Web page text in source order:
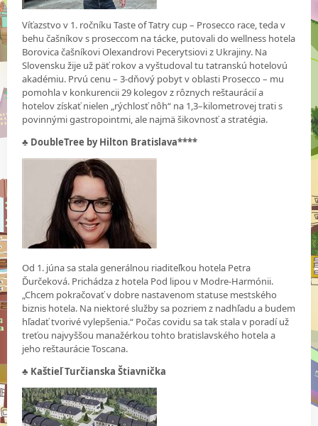
Víťazstvo v 1. ročníku Taste of Tatry cup – Prosecco race, teda v
behu čašníkov s proseccom na tácke, putovali do wellness hotela
Borovica čašníkovi Olexandrovi Pecerytsiovi z Ukrajiny. Na
Slovensku žije už päť rokov a vyštudoval tu tatranskú hotelovú
akadémiu. Prvú cenu – 3-dňový pobyt v oblasti Prosecco – mu
pomohla v konkurencii 29 kolegov z rôznych reštaurácií a
hotelov získať nielen „rýchlosť nôh“ na 1,3–kilometrovej trati s
povinnými gastropointmi, ale najmä šikovnosť a stratégia.
♣ DoubleTree by Hilton Bratislava****
Od 1. júna sa stala generálnou riaditeľkou hotela Petra
Ďurčeková. Prichádza z hotela Pod lipou v Modre-Harmónii.
„Chcem pokračovať v dobre nastavenom statuse mestského
biznis hotela. Na niektoré služby sa pozriem z nadhľadu a budem
hľadať tvorivé vylepšenia.“ Počas covidu sa tak stala v poradí už
treťou najvyššou manažérkou tohto bratislavského hotela a
jeho reštaurácie Toscana.
♣ Kaštieľ Turčianska Štiavnička